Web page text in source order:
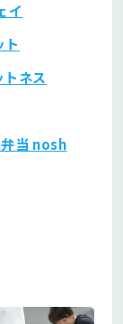
イ
ネス
当 nosh